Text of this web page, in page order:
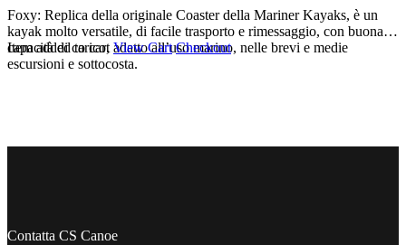
Foxy: Replica della originale Coaster della Mariner Kayaks, è un
kayak molto versatile, di facile trasporto e rimessaggio, con buona
capacità di carico, adatto all’uso marino, nelle brevi e medie
escursioni e sottocosta.
Item added to cart View Cart Checkout
Contatta CS Canoe